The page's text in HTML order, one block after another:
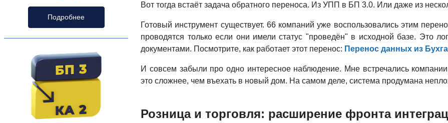
Подробнее
Вот тогда встаёт задача обратного переноса. Из УПП в БП 3.0. Или даже из
Готовый инструмент существует. 66 компаний уже воспользовались этим
проводятся только если они имели статус "проведён" в исходной базе. Это
документами. Посмотрите, как работает этот перенос: Перенос данных из
И совсем забыли про одно интересное наблюдение. Мне встречались
это сложнее, чем въехать в новый дом. На самом деле, система продумана
Розница и торговля: расширение фронта